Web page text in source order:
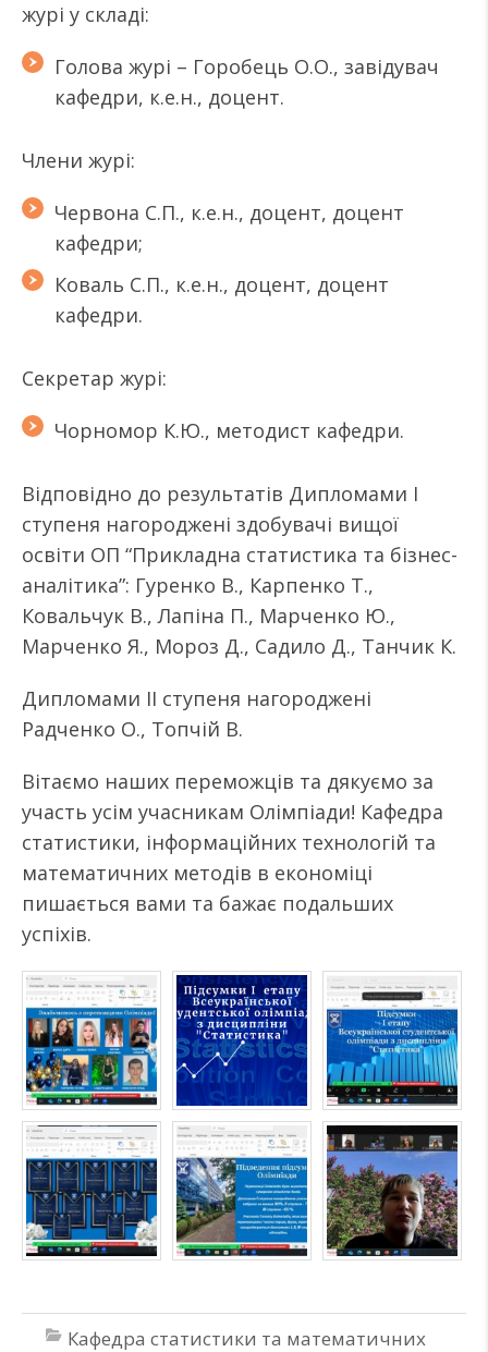
журі у складі:
Голова журі – Горобець О.О., завідувач
кафедри, к.е.н., доцент.
Члени журі:
Червона С.П., к.е.н., доцент, доцент
кафедри;
Коваль С.П., к.е.н., доцент, доцент
кафедри.
Секретар журі:
Чорномор К.Ю., методист кафедри.
Відповідно до результатів Дипломами I
ступеня нагороджені здобувачі вищої
освіти ОП “Прикладна статистика та бізнес-
аналітика”: Гуренко В., Карпенко Т.,
Ковальчук В., Лапіна П., Марченко Ю.,
Марченко Я., Мороз Д., Садило Д., Танчик К.
Дипломами II ступеня нагороджені
Радченко О., Топчій В.
Вітаємо наших переможців та дякуємо за
участь усім учасникам Олімпіади! Кафедра
статистики, інформаційних технологій та
математичних методів в економіці
пишається вами та бажає подальших
успіхів.
Кафедра статистики та математичних